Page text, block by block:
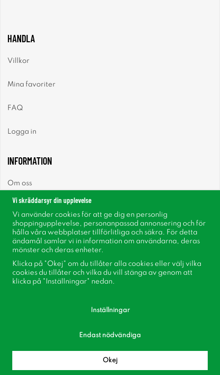
HANDLA
Villkor
Mina favoriter
FAQ
Logga in
INFORMATION
Om oss
Nyhetsbrev
Om cookies
Inspiration
Bli medlem i vår kundklubb!
Vi skräddarsyr din upplevelse
Vi använder cookies för att ge dig en personlig
shoppingupplevelse, personanpassad annonsering och för
hålla våra webbplatser tillförlitliga och säkra. För detta
ändamål samlar vi in information om användarna, deras
mönster och deras enheter.
Klicka på "Okej" om du tillåter alla cookies eller välj vilka
cookies du tillåter och vilka du vill stänga av genom att
klicka på "Inställningar" nedan.
Inställningar
Endast nödvändiga
Okej